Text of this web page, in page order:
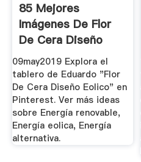
85 Mejores
Imágenes De Flor
De Cera Diseño
Eolico ...
09may2019 Explora el
tablero de Eduardo "Flor
De Cera Diseño Eolico" en
Pinterest. Ver más ideas
sobre Energía renovable,
Energía eolica, Energía
alternativa.